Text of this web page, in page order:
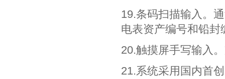
19.条码扫描输入。
电表资产编号和铅
20.触摸屏手写输入
21.系统采用国内首